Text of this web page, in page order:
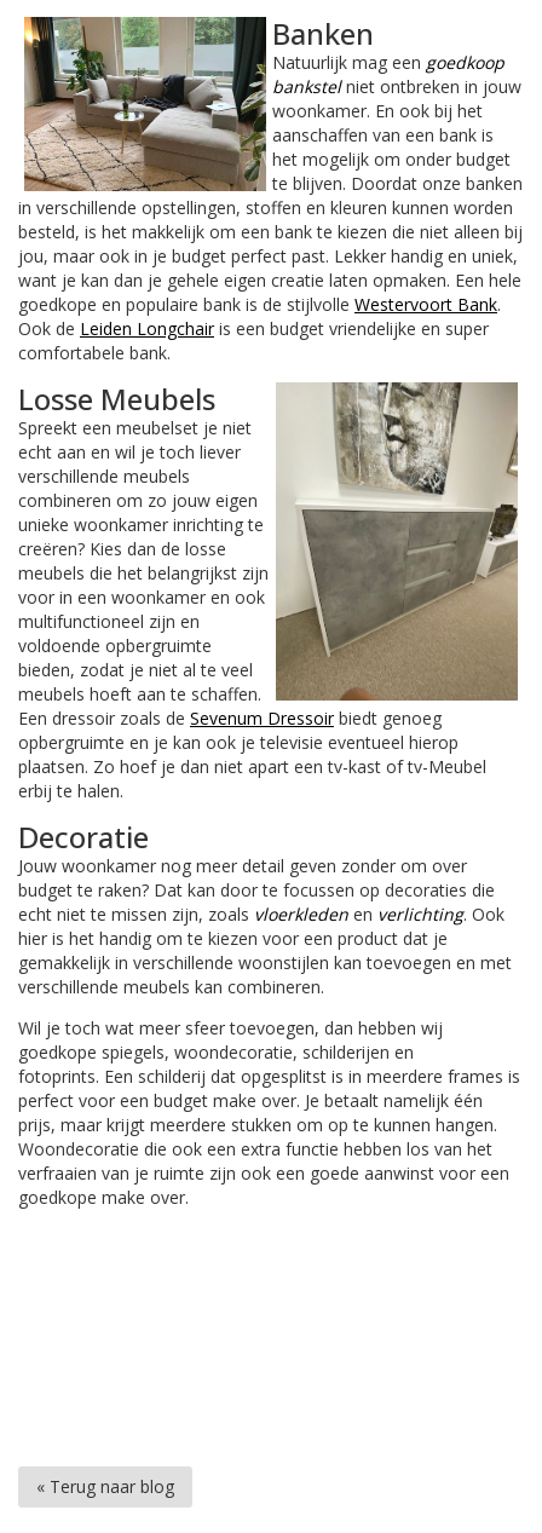
Banken
Natuurlijk mag een goedkoop
bankstelniet ontbreken in jouw
woonkamer. En ook bij het
aanschaffen van een bank is
het mogelijk om onder budget
te blijven. Doordat onze banken
in verschillende opstellingen, stoffen en kleuren kunnen worden
besteld, is het makkelijk om een bank te kiezen die niet alleen bij
jou, maar ook in je budget perfect past. Lekker handig en uniek,
want je kan dan je gehele eigen creatie laten opmaken. Een hele
goedkope en populaire bank is de stijlvolle Westervoort Bank.
Ook de Leiden Longchairis een budget vriendelijke en super
comfortabele bank.
Losse Meubels
Spreekt een meubelset je niet
echt aan en wil je toch liever
verschillende meubels
combineren om zo jouw eigen
unieke woonkamer inrichting te
creëren? Kies dan de losse
meubels die het belangrijkst zijn
voor in een woonkamer en ook
multifunctioneel zijn en
voldoende opbergruimte
bieden, zodat je niet al te veel
meubels hoeft aan te schaffen.
Een dressoir zoals de Sevenum Dressoirbiedt genoeg
opbergruimte en je kan ook je televisie eventueel hierop
plaatsen. Zo hoef je dan niet apart een tv-kast of tv-Meubel
erbij te halen.
Decoratie
Jouw woonkamer nog meer detail geven zonder om over
budget te raken? Dat kan door te focussen op decoraties die
echt niet te missen zijn, zoals vloerkleden en verlichting. Ook
hier is het handig om te kiezen voor een product dat je
gemakkelijk in verschillende woonstijlen kan toevoegen en met
verschillende meubels kan combineren.
Wil je toch wat meer sfeer toevoegen, dan hebben wij
goedkope spiegels, woondecoratie, schilderijen en
fotoprints. Een schilderij dat opgesplitst is in meerdere frames is
perfect voor een budget make over. Je betaalt namelijk één
prijs, maar krijgt meerdere stukken om op te kunnen hangen.
Woondecoratie die ook een extra functie hebben los van het
verfraaien van je ruimte zijn ook een goede aanwinst voor een
goedkope make over.
« Terug naar blog